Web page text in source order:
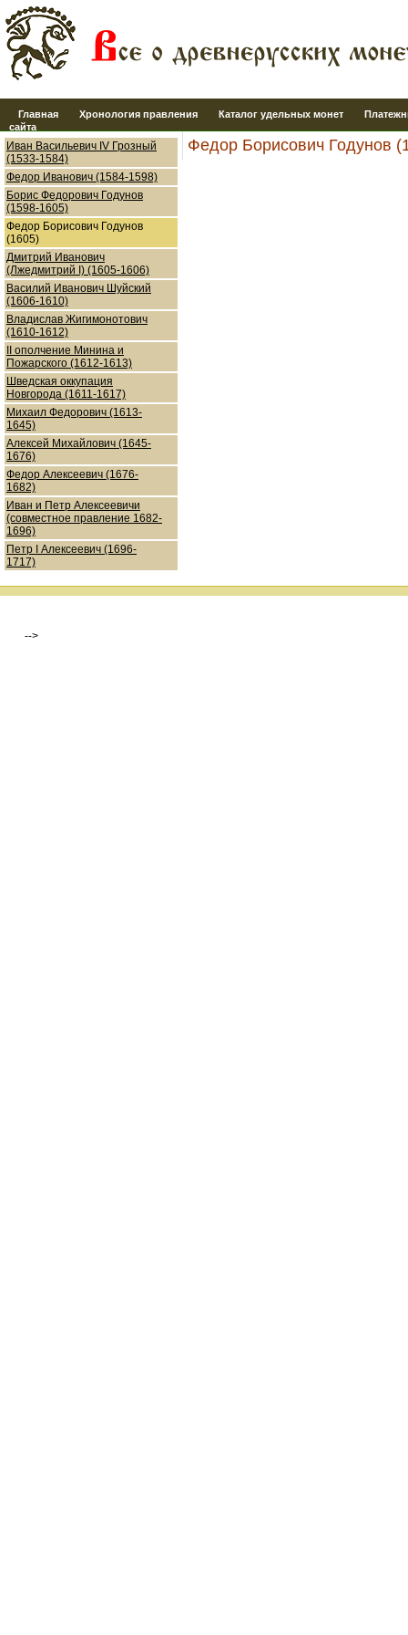
Главная Хронология правления Каталог удельных монет
сайта
Иван Васильевич IV Грозный
(1533-1584)
Федор Иванович (1584-1598)
Борис Федорович Годунов
(1598-1605)
Федор Борисович Годунов
(1605)
Дмитрий Иванович
(Лжедмитрий I) (1605-1606)
Василий Иванович Шуйский
(1606-1610)
Владислав Жигимонотович
(1610-1612)
II ополчение Минина и
Пожарского (1612-1613)
Шведская оккупация
Новгорода (1611-1617)
Михаил Федорович (1613-
1645)
Алексей Михайлович (1645-
1676)
Федор Алексеевич (1676-
1682)
Иван и Петр Алексеевичи
(совместное правление 1682-
1696)
Петр I Алексеевич (1696-
1717)
Федор Борисович Годунов
-->